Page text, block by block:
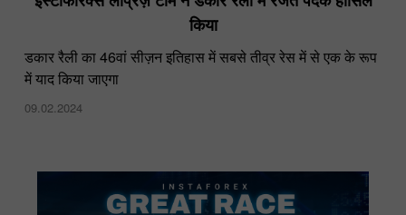
किया
डकार रैली का 46वां सीज़न इतिहास में सबसे तीव्र रेस में से एक के रूप
में याद किया जाएगा
09.02.2024